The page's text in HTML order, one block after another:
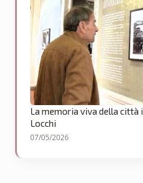
La memoria viva della città
Locchi
07/05/2026